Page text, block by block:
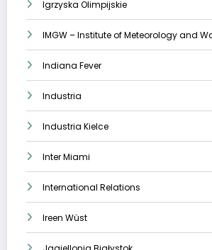
Igrzyska Olimpijskie
IMGW – Institute of Meteorology and
Indiana Fever
Industria
Industria Kielce
Inter Miami
International Relations
Ireen Wüst